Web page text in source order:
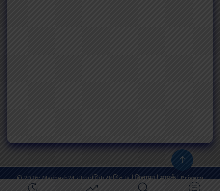
© 2026: Madhesh24 मा सर्वाधिक सुरक्षित छ. |बिज्ञापन|सम्पर्क|Privacy